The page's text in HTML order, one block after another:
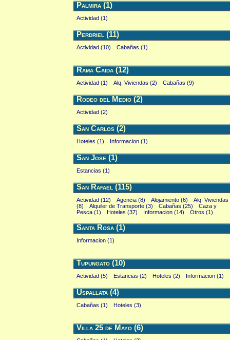
Palmira (1)
Actividad (1)
Perdriel (11)
Actividad (10) Cabañas (1)
Rama Caida (12)
Actividad (1) Alq. Viviendas (2) Cabañas (9)
Rodeo del Medio (2)
Actividad (2)
San Carlos (2)
Hoteles (1) Informacion (1)
San Jose (1)
Estancias (1)
San Rafael (115)
Actividad (12) Agencia (8) Alojamiento (6)
Alq. Viviendas
(8)
Alquiler de Transporte (3) Cabañas (25)
Caza y
Pesca (1)
Hoteles (37) Informacion (14) Otros (1)
Santa Rosa (1)
Informacion (1)
Tupungato (10)
Actividad (5) Estancias (2) Hoteles (2) Informacion (1)
Uspallata (4)
Cabañas (1) Hoteles (3)
Villa 25 de Mayo (6)